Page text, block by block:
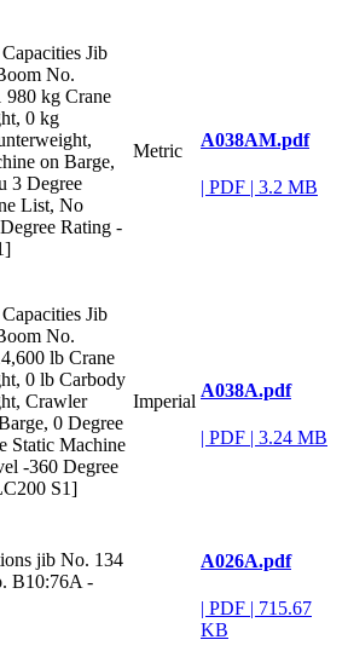
Jib
No.
kg Crane
0 kg
on Barge,
3 Degree
List, No
Rating -
Metric
A038AM.pdf
| PDF | 3.2 MB
Jib
No.
lb Crane
0 lb Carbody
Crawler
0 Degree
Static Machine
-360 Degree
S1]
Imperial
A038A.pdf
| PDF | 3.24 MB
jib No. 134
B10:76A -
A026A.pdf
| PDF | 715.67
KB